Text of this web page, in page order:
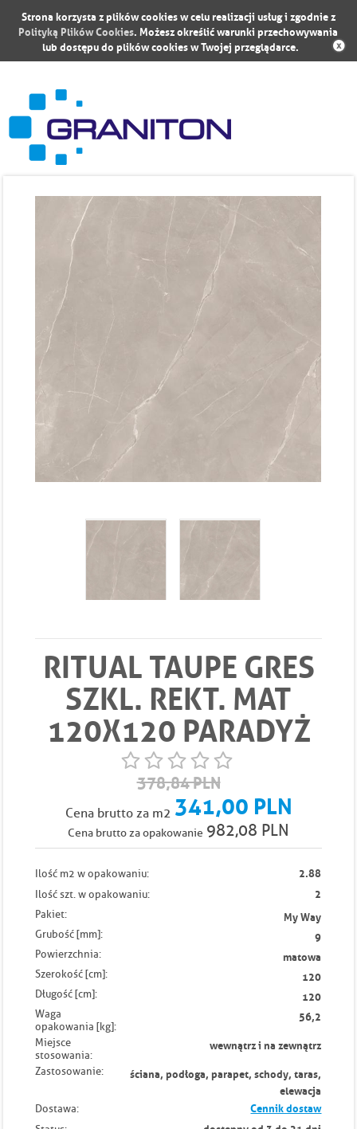
Strona korzysta z plików cookies w celu realizacji usług i zgodnie z
Polityką Plików Cookies. Możesz określić warunki przechowywania
lub dostępu do plików cookies w Twojej przeglądarce.
RITUAL TAUPE GRES
SZKL. REKT. MAT
120X120 PARADYŻ
378,84 PLN
Cena brutto za m2 341,00 PLN
Cena brutto za opakowanie 982,08 PLN
Ilość m2 w opakowaniu: 2.88
Ilość szt. w opakowaniu: 2
Pakiet: My Way
Grubość [mm]: 9
Powierzchnia: matowa
Szerokość [cm]: 120
Długość [cm]: 120
Waga
opakowania [kg]:
56,2
Miejsce
stosowania:
wewnątrz i na zewnątrz
Zastosowanie:
ściana, podłoga, parapet, schody, taras,
elewacja
Dostawa: Cennik dostaw